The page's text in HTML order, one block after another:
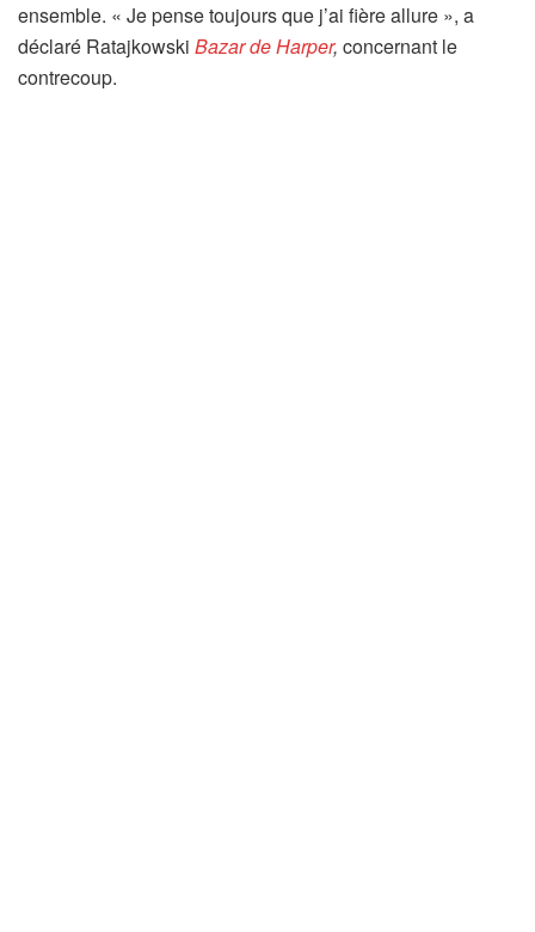
ensemble. « Je pense toujours que j’ai fière allure », a
déclaré Ratajkowski Bazar de Harper, concernant le
contrecoup.